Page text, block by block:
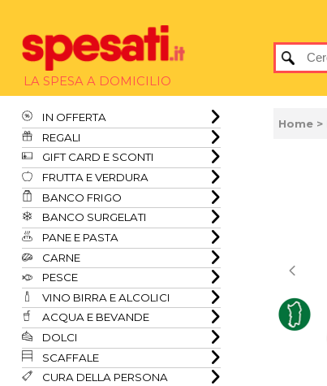
LA SPESA A DOMICILIO
IN OFFERTA
REGALI
GIFT CARD E SCONTI
FRUTTA E VERDURA
BANCO FRIGO
BANCO SURGELATI
PANE E PASTA
CARNE
PESCE
VINO BIRRA E ALCOLICI
ACQUA E BEVANDE
DOLCI
SCAFFALE
CURA DELLA PERSONA
Home >